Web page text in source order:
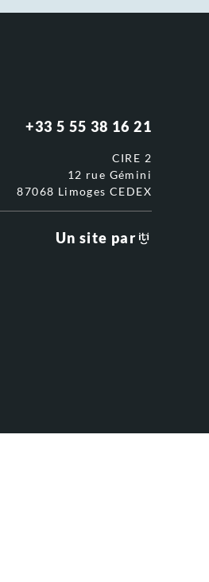
+33 5 55 38 16 21
CIRE 2
12 rue Gémini
87068 Limoges CEDEX
Un site par